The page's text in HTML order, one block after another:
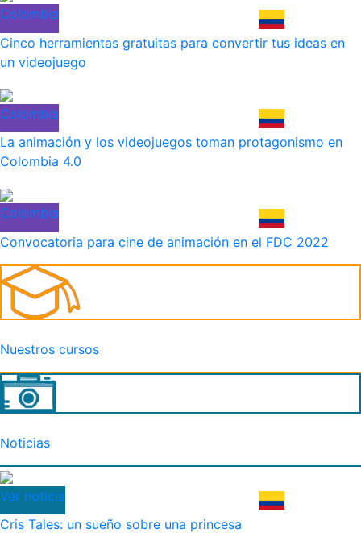
Colombia
Cinco herramientas gratuitas para convertir tus ideas en
un videojuego
Colombia
La animación y los videojuegos toman protagonismo en
Colombia 4.0
Colombia
Convocatoria para cine de animación en el FDC 2022
Nuestros cursos
Noticias
Ver noticia
Cris Tales: un sueño sobre una princesa